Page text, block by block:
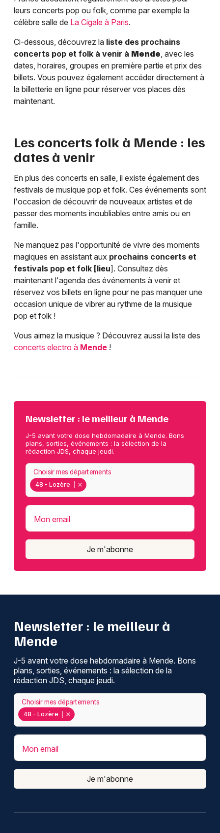
leurs concerts pop ou folk, comme par exemple la
célèbre salle de La Cigale à Paris.
Ci-dessous, découvrez la liste des prochains
concerts pop et folk à venir à Mende, avec les
dates, horaires, groupes en première partie et prix des
billets. Vous pouvez également accéder directement à
la billetterie en ligne pour réserver vos places dès
maintenant.
Les concerts folk à Mende : les
dates à venir
En plus des concerts en salle, il existe également des
festivals de musique pop et folk. Ces événements sont
l'occasion de découvrir de nouveaux artistes et de
passer des moments inoubliables entre amis ou en
famille.
Ne manquez pas l'opportunité de vivre des moments
magiques en assistant aux prochains concerts et
festivals pop et folk [lieu]. Consultez dès
maintenant l'agenda des événements à venir et
réservez vos billets en ligne pour ne pas manquer une
occasion unique de vibrer au rythme de la musique
pop et folk !
Vous aimez la musique ? Découvrez aussi la liste des
concerts electro à Mende !
Newsletter : le meilleur à Mende
J-5 avant votre dose hebdomadaire à Mende. Bons
plans, sorties, événements : la sélection de la
rédaction JDS, chaque jeudi.
48 - Lozère
Choisir mes départements
Mon email
Je m'abonne
Newsletter : le meilleur à
Mende
J-5 avant votre dose hebdomadaire à Mende. Bons
plans, sorties, événements : la sélection de la
rédaction JDS, chaque jeudi.
48 - Lozère
Choisir mes départements
Mon email
Je m'abonne